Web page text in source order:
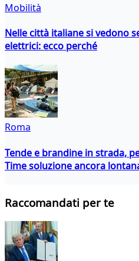
Mobilità
Nelle città italiane si vedono
elettrici: ecco perché
Roma
Tende e brandine in strada,
Time soluzione ancora
Raccomandati per te